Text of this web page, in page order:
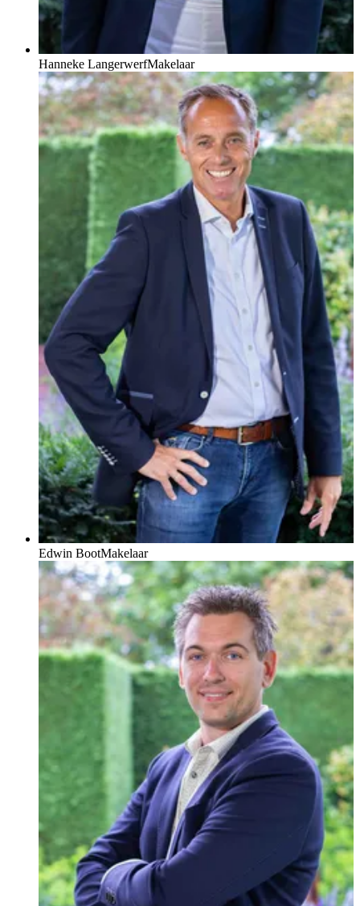
Hanneke LangerwerfMakelaar
Edwin BootMakelaar